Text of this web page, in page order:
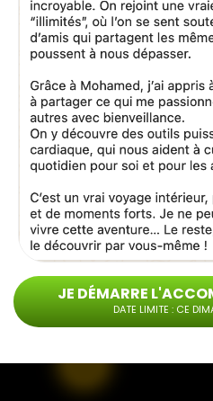
JE DÉMARRE
DATE LIMITE : CE